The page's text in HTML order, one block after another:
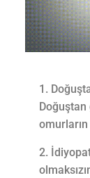
omurların